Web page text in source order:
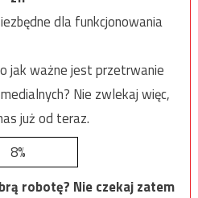
dla funkcjonowania
jak ważne jest przetrwanie
Nie zwlekaj więc,
już od teraz.
8%
robotę? Nie czekaj zatem